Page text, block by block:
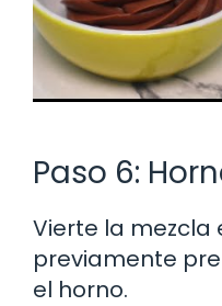
Paso 6:
Vierte la mezcla
previamente
el horno.